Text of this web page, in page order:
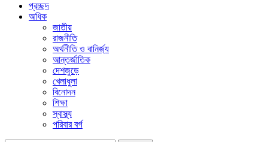
প্রচ্ছদ
অধিক
জাতীয়
রাজনীতি
অর্থনীতি ও বানির্জ্য
আন্তর্জাতিক
দেশজুড়ে
খেলাধুলা
বিনোদন
শিক্ষা
স্বাস্থ্য
পরিবার বর্গ